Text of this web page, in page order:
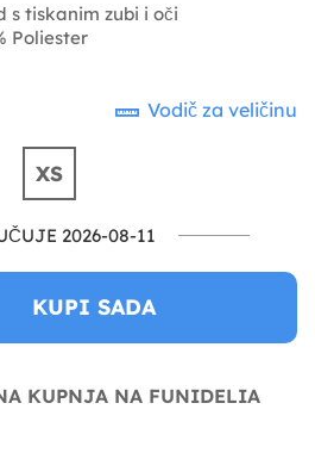
s tiskanim zubi i oči
Poliester
Vodič za veličinu
XS
2026-08-11
KUPI SADA
KUPNJA NA FUNIDELIA